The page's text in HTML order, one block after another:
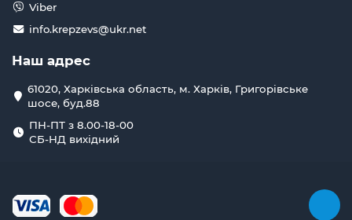
Viber
info.krepzevs@ukr.net
Наш адрес
61020, Харківська область, м. Харків, Григорівське
шосе, буд.88
ПН-ПТ з 8.00-18-00
СБ-НД вихідний